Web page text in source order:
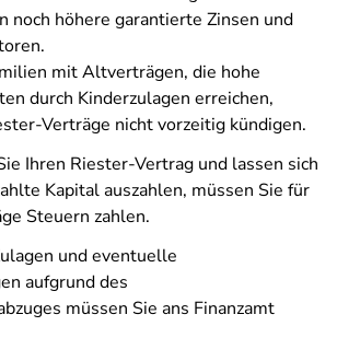
noch höhere garantierte Zinsen und
mit Altverträgen, die hohe
durch Kinderzulagen erreichen,
Verträge nicht vorzeitig kündigen.
Ihren Riester-Vertrag und lassen sich
Kapital auszahlen, müssen Sie für
Steuern zahlen.
und eventuelle
aufgrund des
müssen Sie ans Finanzamt